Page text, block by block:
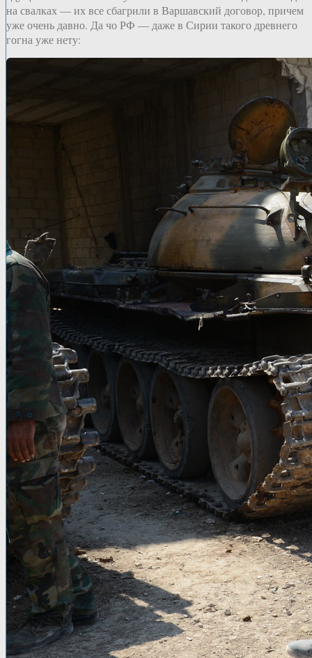
на свалках — их все сбагрили в Варшавский договор, причем
уже очень давно. Да чо РФ — даже в Сирии такого древнего
гогна уже нету: